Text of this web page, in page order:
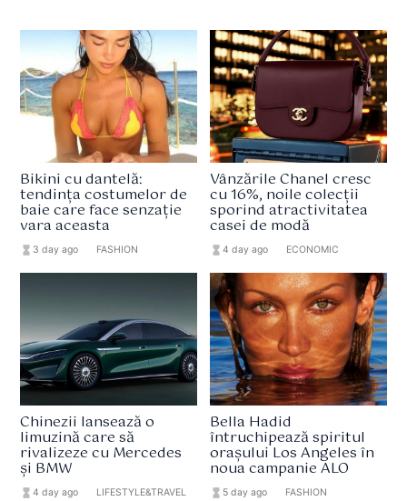
Bikini cu dantelă:
tendința costumelor de
baie care face senzație
vara aceasta
hourglass_full 3 day ago FASHION
Vânzările Chanel cresc
cu 16%, noile colecții
sporind atractivitatea
casei de modă
hourglass_full 4 day ago ECONOMIC
Chinezii lansează o
limuzină care să
rivalizeze cu Mercedes
și BMW
hourglass_full4 day ago LIFESTYLE&TRAVEL
Bella Hadid
întruchipează spiritul
orașului Los Angeles în
noua campanie ALO
hourglass_full 5 day ago FASHION